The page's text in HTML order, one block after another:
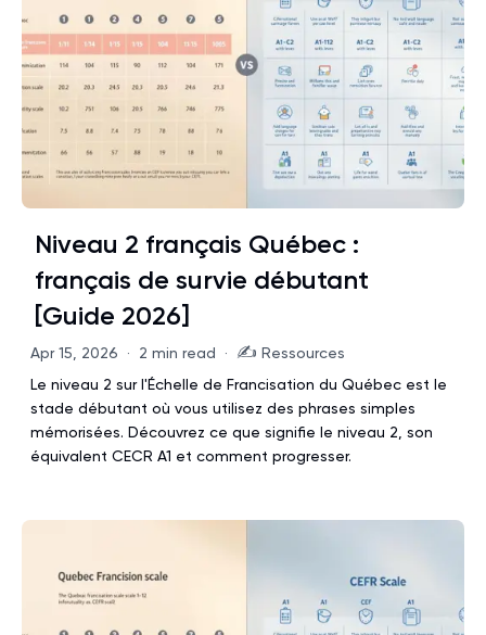
Niveau 2 français Québec :
français de survie débutant
[Guide 2026]
Apr 15, 2026 · 2 min read · ✍️ Ressources
Le niveau 2 sur l'Échelle de Francisation du Québec est le
stade débutant où vous utilisez des phrases simples
mémorisées. Découvrez ce que signifie le niveau 2, son
équivalent CECR A1 et comment progresser.